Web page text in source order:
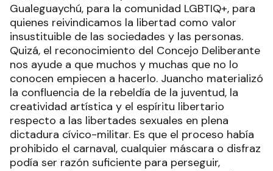
Gualeguaychú, para la comunidad LGBTIQ+, para
quienes reivindicamos la libertad como valor
insustituible de las sociedades y las personas.
Quizá, el reconocimiento del Concejo Deliberante
nos ayude a que muchos y muchas que no lo
conocen empiecen a hacerlo. Juancho materializó
la confluencia de la rebeldía de la juventud, la
creatividad artística y el espíritu libertario
respecto a las libertades sexuales en plena
dictadura cívico-militar. Es que el proceso había
prohibido el carnaval, cualquier máscara o disfraz
podía ser razón suficiente para perseguir,